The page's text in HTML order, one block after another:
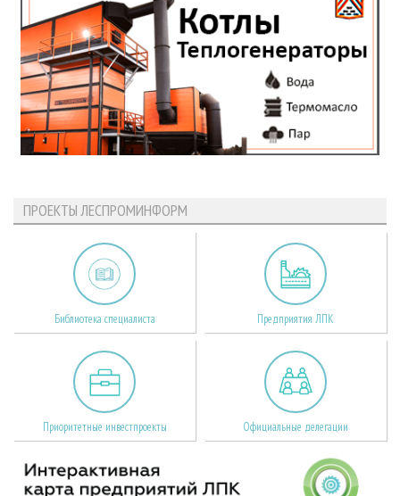
ПРОЕКТЫ ЛЕСПРОМИНФОРМ
Библиотека специалиста Предприятия ЛПК
Приоритетные инвестпроекты Официальные делегации